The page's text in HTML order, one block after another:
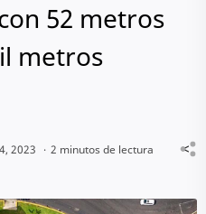
52 metros
metros
2 minutos de lectura